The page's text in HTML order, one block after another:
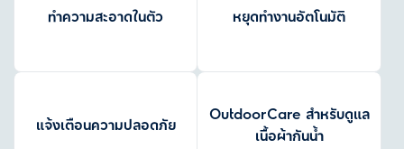
ทำความสะอาดในตัว หยุดทำงานอัตโนมัติ
แจ้งเตือนความปลอดภัย
OutdoorCare สำหรับดูแล
เนื้อผ้ากันน้ำ